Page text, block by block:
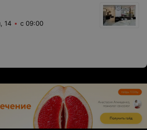
14 с 09:00